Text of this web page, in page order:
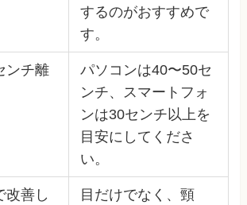
するのがおすすめで
す。
ンチ離
パソコンは40〜50セ
ンチ、スマートフォ
ンは30センチ以上を
目安にしてくださ
い。
改善し
目だけでなく、頸